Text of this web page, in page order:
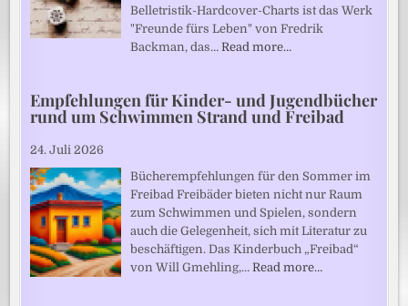
Belletristik-Hardcover-Charts ist das Werk
"Freunde fürs Leben" von Fredrik
Backman, das…Read more…
Empfehlungen für Kinder- und Jugendbücher
rund um Schwimmen Strand und Freibad
24. Juli 2026
Bücherempfehlungen für den Sommer im
Freibad Freibäder bieten nicht nur Raum
zum Schwimmen und Spielen, sondern
auch die Gelegenheit, sich mit Literatur zu
beschäftigen. Das Kinderbuch „Freibad“
von Will Gmehling,…Read more…